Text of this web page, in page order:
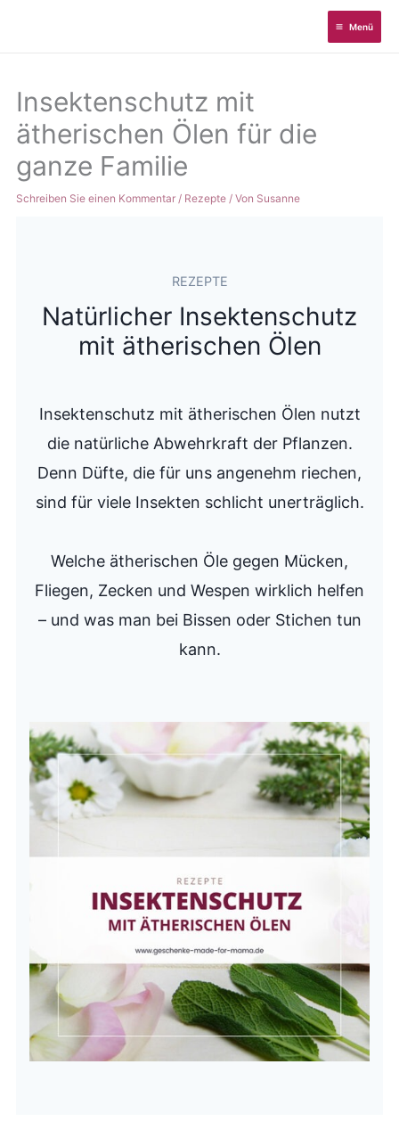
Menü
Insektenschutz mit
ätherischen Ölen für die
ganze Familie
Schreiben Sie einen Kommentar / Rezepte / Von Susanne
REZEPTE
Natürlicher Insektenschutz
mit ätherischen Ölen
Insektenschutz mit ätherischen Ölen nutzt
die natürliche Abwehrkraft der Pflanzen.
Denn Düfte, die für uns angenehm riechen,
sind für viele Insekten schlicht unerträglich.
Welche ätherischen Öle gegen Mücken,
Fliegen, Zecken und Wespen wirklich helfen
– und was man bei Bissen oder Stichen tun
kann.